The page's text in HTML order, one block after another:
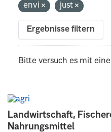
Landwirtschaft,
Nahrungsmittel
envi
just
Ergebnisse filtern
Bitte versuch es mit